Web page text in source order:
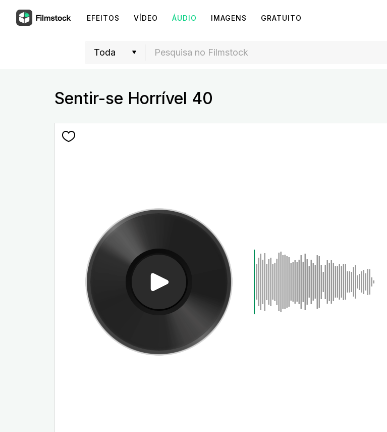
EFEITOS VÍDEO ÁUDIO IMAGENS GRATUITO
Sentir-se Horrível 40